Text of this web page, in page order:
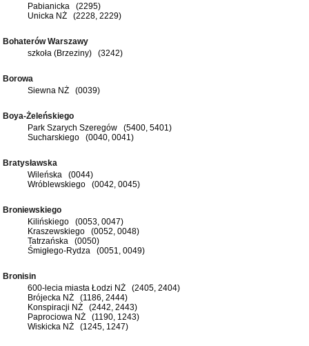
Pabianicka (2295)
Unicka NŻ (2228, 2229)
Bohaterów Warszawy
szkoła (Brzeziny) (3242)
Borowa
Siewna NŻ (0039)
Boya-Żeleńskiego
Park Szarych Szeregów (5400, 5401)
Sucharskiego (0040, 0041)
Bratysławska
Wileńska (0044)
Wróblewskiego (0042, 0045)
Broniewskiego
Kilińskiego (0053, 0047)
Kraszewskiego (0052, 0048)
Tatrzańska (0050)
Śmigłego-Rydza (0051, 0049)
Bronisin
600-lecia miasta Łodzi NŻ (2405, 2404)
Brójecka NŻ (1186, 2444)
Konspiracji NŻ (2442, 2443)
Paprociowa NŻ (1190, 1243)
Wiskicka NŻ (1245, 1247)